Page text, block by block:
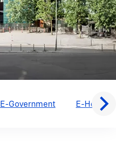
E-Government E-Health